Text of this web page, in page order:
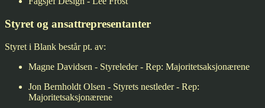
Styret og ansattrepresentanter
Styret i Blank består pt. av:
Magne Davidsen - Styreleder - Rep: Majoritetsaksjonærene
Jon Bernholdt Olsen - Styrets nestleder - Rep:
Majoritetsaksjonærene